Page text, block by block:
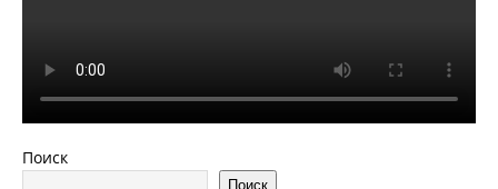
Поиск
Поиск